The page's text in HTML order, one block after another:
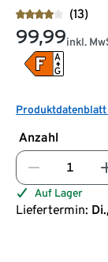
(13)
99,99inkl.
Produktdatenblatt
Anzahl
Auf Lager
Liefertermin: